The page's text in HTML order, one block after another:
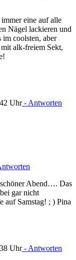
eine auf alle
Nägel lackieren und
coolsten, aber
alk-freiem Sekt,
Uhr- Antworten
Abend…. Das
gar nicht
auf Samstag! ; ) Pina
Uhr- Antworten